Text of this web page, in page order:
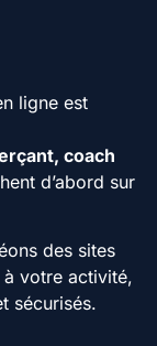
ligne est
coach
d’abord sur
des sites
votre activité,
sécurisés.